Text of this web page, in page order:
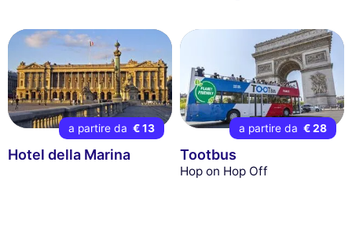
a partire da € 13
Hotel della Marina
a partire da € 28
Tootbus
Hop on Hop Off